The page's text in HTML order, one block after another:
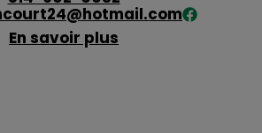
En savoir plus